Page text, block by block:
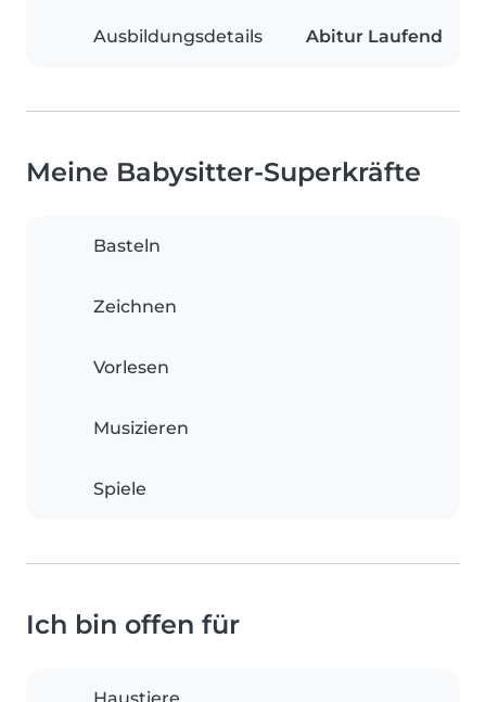
Ausbildungsdetails Abitur Laufend
Meine Babysitter-Superkräfte
Basteln
Zeichnen
Vorlesen
Musizieren
Spiele
Ich bin offen für
Haustiere